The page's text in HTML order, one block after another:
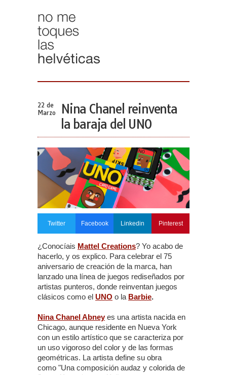
22 de
Marzo
Nina Chanel reinventa
la baraja del UNO
Twitter Facebook Linkedin Pinterest
¿Conocíais Mattel Creations? Yo acabo de
hacerlo, y os explico. Para celebrar el 75
aniversario de creación de la marca, han
lanzado una línea de juegos rediseñados por
artistas punteros, donde reinventan juegos
clásicos como el UNO o la Barbie.
Nina Chanel Abneyes una artista nacida en
Chicago, aunque residente en Nueva York
con un estilo artístico que se caracteriza por
un uso vigoroso del color y de las formas
geométricas. La artista define su obra
como "Una composición audaz y colorida de